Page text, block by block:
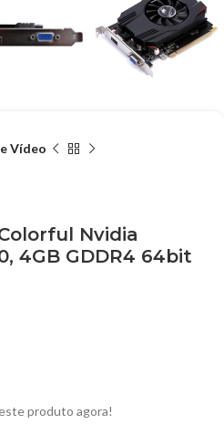
Vídeo
Nvidia
4GB GDDR4 64bit
produto agora!